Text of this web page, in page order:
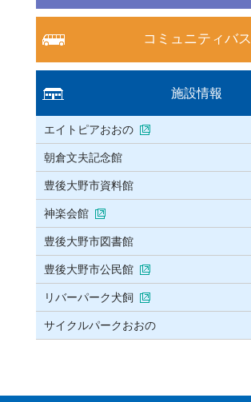
コミュニティバス
施設情報
エイトピアおおの
朝倉文夫記念館
豊後大野市資料館
神楽会館
豊後大野市図書館
豊後大野市公民館
リバーパーク犬飼
サイクルパークおおの